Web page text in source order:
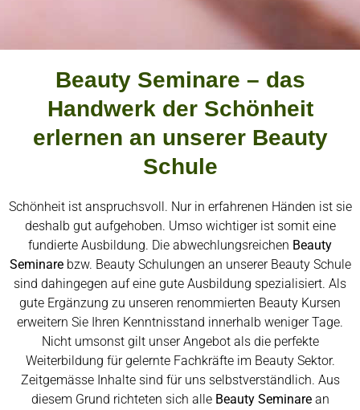
Beauty Seminare – das
Handwerk der Schönheit
erlernen an unserer Beauty
Schule
Schönheit ist anspruchsvoll. Nur in erfahrenen Händen ist sie
deshalb gut aufgehoben. Umso wichtiger ist somit eine
fundierte Ausbildung. Die abwechlungsreichen Beauty
Seminarebzw. Beauty Schulungen an unserer Beauty Schule
sind dahingegen auf eine gute Ausbildung spezialisiert. Als
gute Ergänzung zu unseren renommierten Beauty Kursen
erweitern Sie Ihren Kenntnisstand innerhalb weniger Tage.
Nicht umsonst gilt unser Angebot als die perfekte
Weiterbildung für gelernte Fachkräfte im Beauty Sektor.
Zeitgemässe Inhalte sind für uns selbstverständlich. Aus
diesem Grund richteten sich alle Beauty Seminarean